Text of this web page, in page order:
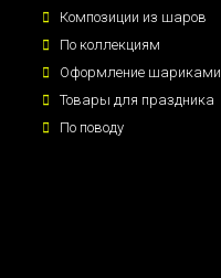
Композиции из шаров
По коллекциям
Оформление шариками
Товары для праздника
По поводу